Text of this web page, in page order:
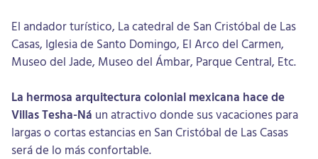
El andador turístico, La catedral de San Cristóbal de Las
Casas, Iglesia de Santo Domingo, El Arco del Carmen,
Museo del Jade, Museo del Ámbar, Parque Central, Etc.
La hermosa arquitectura colonial mexicana hace de
Villas Tesha-Ná un atractivo donde sus vacaciones para
largas o cortas estancias en San Cristóbal de Las Casas
será de lo más confortable.